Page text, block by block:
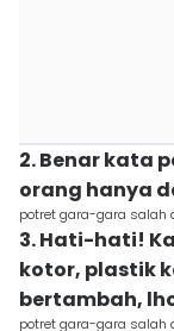
2. Benar kata
orang hanya
potret gara-gara salah
3. Hati-hati!
kotor, plastik
bertambah,
potret gara-gara salah